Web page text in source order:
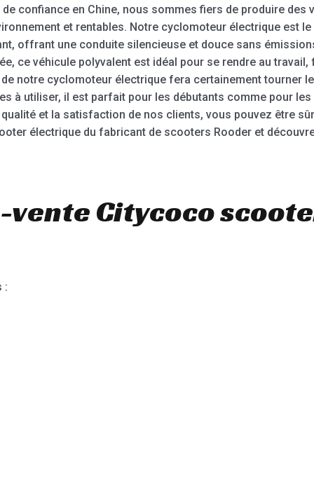
confiance en Chine, nous sommes fiers de produire des
et rentables. Notre cyclomoteur électrique est
offrant une conduite silencieuse et douce sans
ce véhicule polyvalent est idéal pour se rendre au
notre cyclomoteur électrique fera certainement tourner
à utiliser, il est parfait pour les débutants comme pour
et la satisfaction de nos clients, vous pouvez être
électrique du fabricant de scooters Rooder et
Citycoco
: